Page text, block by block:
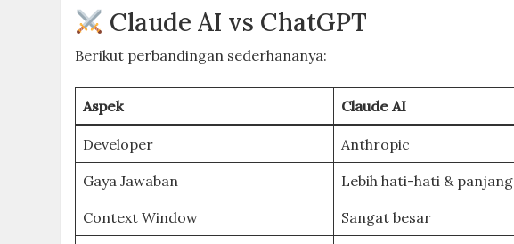
Claude AI vs ChatGPT
Berikut perbandingan sederhananya:
Aspek Claude AI
Developer Anthropic
Gaya Jawaban Lebih hati-hati & panjang
Context Window Sangat besar